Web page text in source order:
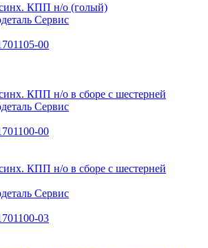
КПП н/о (голый)
Сервис
00
КПП н/о в сборе с шестерней
Сервис
00
КПП н/о в сборе с шестерней
Сервис
03